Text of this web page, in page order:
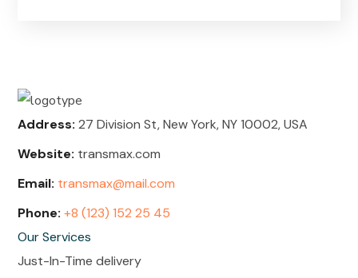
Address: 27 Division St, New York, NY 10002, USA
Website: transmax.com
Email: transmax@mail.com
Phone: +8 (123) 152 25 45
Our Services
Just-In-Time delivery